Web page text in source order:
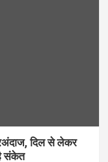
दिल से लेकर
संकेत